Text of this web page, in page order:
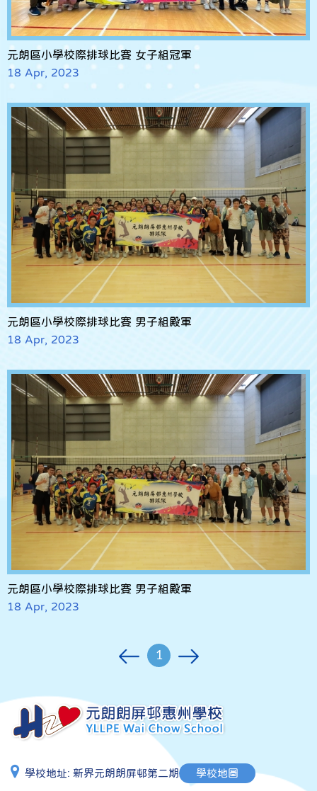
元朗區小學校際排球比賽 女子組冠軍
18 Apr, 2023
元朗區小學校際排球比賽 男子組殿軍
18 Apr, 2023
元朗區小學校際排球比賽 男子組殿軍
18 Apr, 2023
1
學校地址: 新界元朗朗屏邨第二期 學校地圖